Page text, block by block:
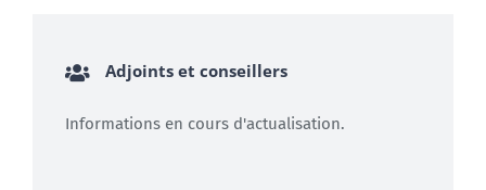
Adjoints et conseillers
Informations en cours d'actualisation.